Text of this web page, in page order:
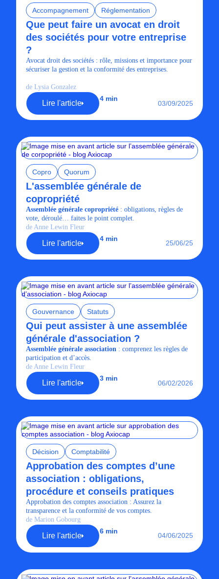
Accompagnement Réglementation
Que peut faire un avocat en droit
des sociétés pour votre entreprise
?
Avocat droit des sociétés : rôle, missions et importance pour
sécuriser la gestion et la conformité des entreprises.
de Lysia Gonzalez
Lire l'article
4 min
03/09/2025
Copro Quorum
L'assemblée générale de
copropriété
Assemblée générale copropriété : obligations, règles de
vote, déroulé… faites le point complet.
de Anne Lewin Fleur
Lire l'article
4 min
25/06/25
Gouvernance Statuts
Qui peut assister à une assemblée
générale d'association ?
Assemblée générale association : comprenez les règles de
participation et d’accès.
de Anne Lewin Fleur
Lire l'article
3 min
06/02/2026
Décision Comptabilité
Approbation des comptes d’une
association : obligations,
procédure et conseils pratiques
Approbation des comptes association : Assurez la
transparence et la conformité de vos comptes.
de Marion Gobourg
Lire l'article
6 min
04/06/2025